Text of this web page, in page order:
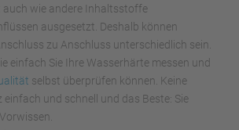
auch wie andere Inhaltsstoffe
ausgesetzt. Deshalb können
zu Anschluss unterschiedlich sein.
einfach Sie Ihre Wasserhärte messen und
selbst überprüfen können. Keine
einfach und schnell und das Beste: Sie